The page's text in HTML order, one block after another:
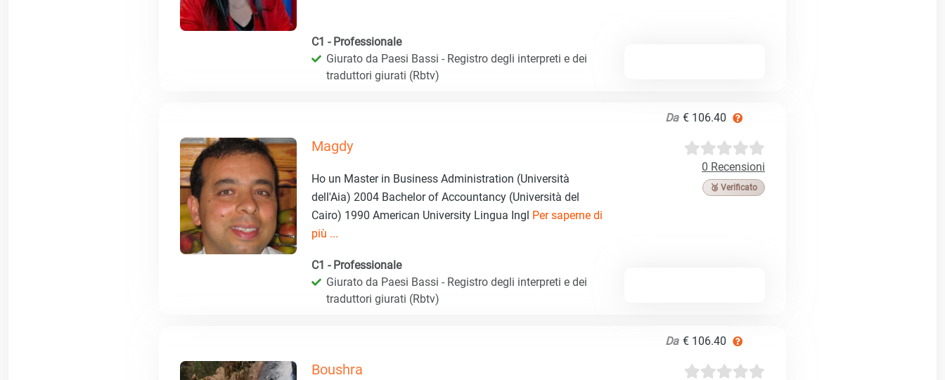
C1 - Professionale
Giurato da Paesi Bassi - Registro degli interpreti e dei
traduttori giurati (Rbtv)
Da € 106.40
Magdy
0 Recensioni
🥉 Verificato
Ho un Master in Business Administration (Università
dell'Aia) 2004 Bachelor of Accountancy (Università del
Cairo) 1990 American University Lingua Ingl Per saperne di
più ...
C1 - Professionale
Giurato da Paesi Bassi - Registro degli interpreti e dei
traduttori giurati (Rbtv)
Da € 106.40
Boushra